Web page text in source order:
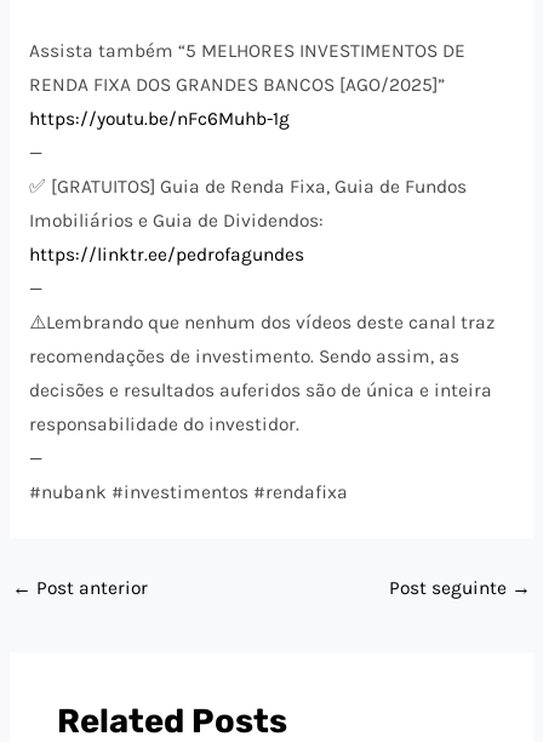
Assista também “5 MELHORES INVESTIMENTOS DE
RENDA FIXA DOS GRANDES BANCOS [AGO/2025]”
https://youtu.be/nFc6Muhb-1g
—
✅ [GRATUITOS] Guia de Renda Fixa, Guia de Fundos
Imobiliários e Guia de Dividendos:
https://linktr.ee/pedrofagundes
—
⚠️​Lembrando que nenhum dos vídeos deste canal traz
recomendações de investimento. Sendo assim, as
decisões e resultados auferidos são de única e inteira
responsabilidade do investidor.
—
#nubank #investimentos #rendafixa
← Post anterior Post seguinte →
Related Posts